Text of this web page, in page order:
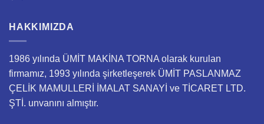
HAKKIMIZDA
1986 yılında ÜMİT MAKİNA TORNA olarak kurulan
firmamız, 1993 yılında şirketleşerek ÜMİT PASLANMAZ
ÇELİK MAMULLERİ İMALAT SANAYİ ve TİCARET LTD.
ŞTİ. unvanını almıştır.